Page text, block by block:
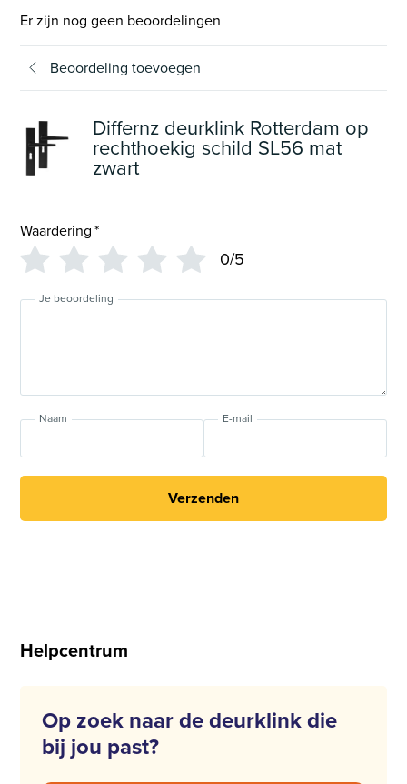
Er zijn nog geen beoordelingen
Beoordeling toevoegen
Differnz deurklink Rotterdam op
rechthoekig schild SL56 mat
zwart
Waardering*
0/5
Je beoordeling
Naam E-mail
Verzenden
Helpcentrum
Op zoek naar de deurklink die
bij jou past?